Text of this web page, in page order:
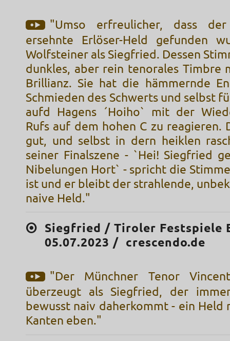
"Umso erfreulicher, dass
ersehnte Erlöser-Held gefunden
Wolfsteiner als Siegfried. Dessen
dunkles, aber rein tenorales Timbre
Brillianz. Sie hat die hämmernde
Schmieden des Schwerts und selbst
aufd Hagens ´Hoiho` mit der
Rufs auf dem hohen C zu reagieren.
gut, und selbst in dern heiklen
seiner Finalszene - `Hei! Siegfried
Nibelungen Hort` - spricht die
ist und er bleibt der strahlende,
naive Held."
Siegfried / Tiroler Festspiele
05.07.2023 / crescendo.de
"Der Münchner Tenor
überzeugt als Siegfried, der
bewusst naiv daherkommt - ein Held
Kanten eben."